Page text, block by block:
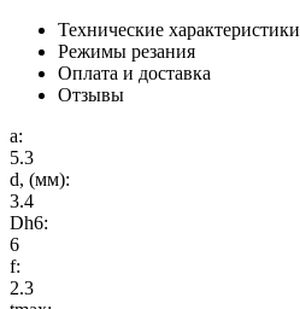
Технические характеристики
Режимы резания
Оплата и доставка
Отзывы
a:
5.3
d, (мм):
3.4
Dh6:
6
f:
2.3